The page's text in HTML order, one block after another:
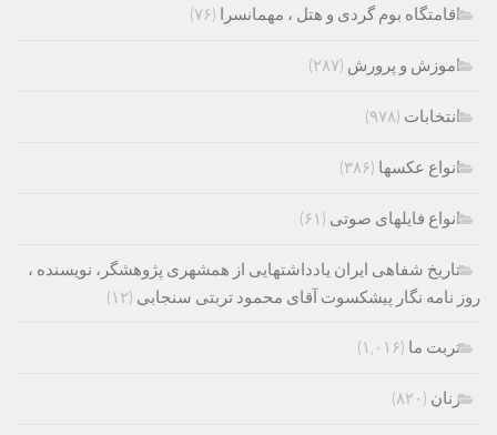
اقامتگاه بوم گردی و هتل ، مهمانسرا (۷۶)
اموزش و پرورش (۲۸۷)
انتخابات (۹۷۸)
انواع عکسها (۳۸۶)
انواع فایلهای صوتی (۶۱)
تاریخ شفاهی ایران یادداشتهایی از همشهری پژوهشگر، نویسنده ،
روز نامه نگار پیشکسوت آقای محمود تربتی سنجابی (۱۲)
تربت ما (۱,۰۱۶)
زنان (۸۲۰)